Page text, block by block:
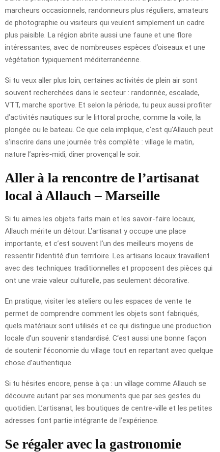
marcheurs occasionnels, randonneurs plus réguliers, amateurs
de photographie ou visiteurs qui veulent simplement un cadre
plus paisible. La région abrite aussi une faune et une flore
intéressantes, avec de nombreuses espèces d’oiseaux et une
végétation typiquement méditerranéenne.
Si tu veux aller plus loin, certaines activités de plein air sont
souvent recherchées dans le secteur : randonnée, escalade,
VTT, marche sportive. Et selon la période, tu peux aussi profiter
d’activités nautiques sur le littoral proche, comme la voile, la
plongée ou le bateau. Ce que cela implique, c’est qu’Allauch peut
s’inscrire dans une journée très complète : village le matin,
nature l’après-midi, dîner provençal le soir.
Aller à la rencontre de l’artisanat
local à Allauch – Marseille
Si tu aimes les objets faits main et les savoir-faire locaux,
Allauch mérite un détour. L’artisanat y occupe une place
importante, et c’est souvent l’un des meilleurs moyens de
ressentir l’identité d’un territoire. Les artisans locaux travaillent
avec des techniques traditionnelles et proposent des pièces qui
ont une vraie valeur culturelle, pas seulement décorative.
En pratique, visiter les ateliers ou les espaces de vente te
permet de comprendre comment les objets sont fabriqués,
quels matériaux sont utilisés et ce qui distingue une production
locale d’un souvenir standardisé. C’est aussi une bonne façon
de soutenir l’économie du village tout en repartant avec quelque
chose d’authentique.
Si tu hésites encore, pense à ça : un village comme Allauch se
découvre autant par ses monuments que par ses gestes du
quotidien. L’artisanat, les boutiques de centre-ville et les petites
adresses font partie intégrante de l’expérience.
Se régaler avec la gastronomie